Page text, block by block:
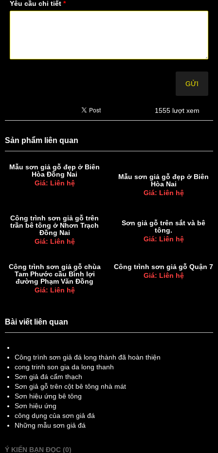
Yêu cầu chi tiết *
1555 lượt xem
Sản phẩm liên quan
Mẫu sơn giả gỗ đẹp ở Biên
Hòa Đồng Nai
Giá: Liên hệ
Mẫu sơn giả gỗ đẹp ở Biên
Hòa Nai
Giá: Liên hệ
Công trình sơn giả gỗ trên
trần bê tông ở Nhơn Trạch
Đồng Nai
Giá: Liên hệ
Sơn giả gỗ trên sắt và bê
tông.
Giá: Liên hệ
Công trình sơn giả gỗ chùa
Tam Phước cầu Bình lợi
đường Phạm Văn Đồng
Giá: Liên hệ
Công trình sơn giả gỗ Quận 7
Giá: Liên hệ
Bài viết liên quan
Công trình sơn giả đá long thành đã hoàn thiện
cong trinh son gia da long thanh
Sơn giả đá cẩm thạch
Sơn giả gỗ trên cột bê tông nhà mát
Sơn hiệu ứng bê tông
Sơn hiệu ứng
công dụng của sơn giả đá
Những mẫu sơn giả đá
Ý KIẾN BẠN ĐỌC (0)